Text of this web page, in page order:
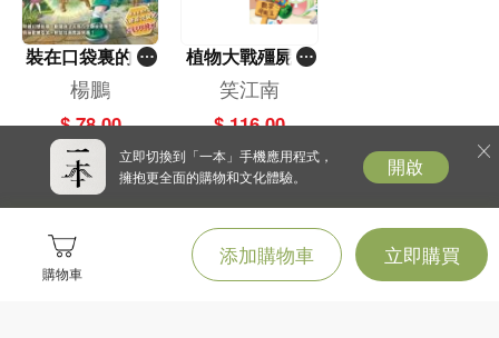
購物車
添加購物車 立即購買
裝在口袋裏的爸
爸(12)－－天才
製造機
楊鵬
$ 78.00
植物大戰殭屍2-
爛gag IQ題套裝
（一套2冊）
笑江南
$ 116.00
立即切換到「一本」手機應用程式，
擁抱更全面的購物和文化體驗。
開啟